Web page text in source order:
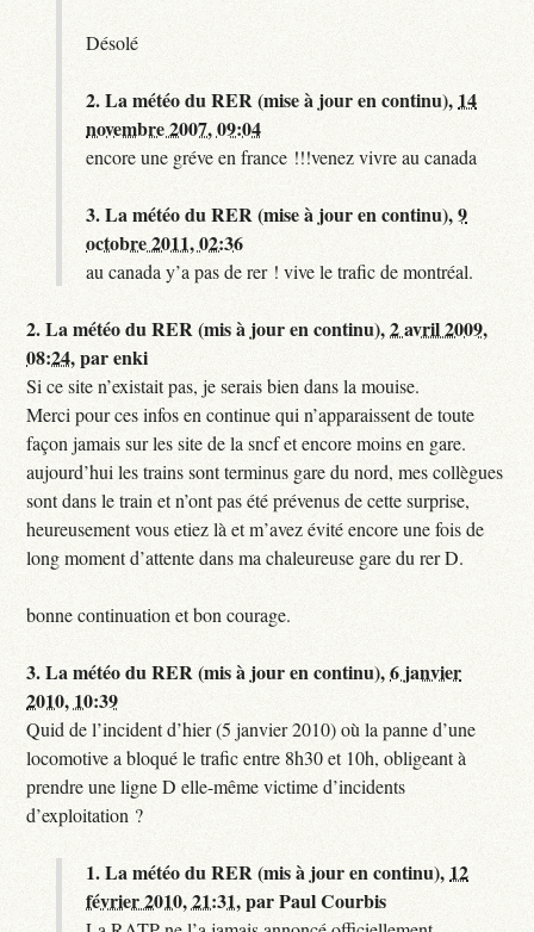
Désolé
2.La météo du RER (mise à jour en continu), 14
novembre 2007, 09:04
encore une gréve en france !!!venez vivre au canada
3.La météo du RER (mise à jour en continu),9
octobre 2011, 02:36
au canada y’a pas de rer ! vive le trafic de montréal.
2.La météo du RER (mis à jour en continu),2 avril 2009,
08:24,parenki
Si ce site n’existait pas, je serais bien dans la mouise.
Merci pour ces infos en continue qui n’apparaissent de toute
façon jamais sur les site de la sncf et encore moins en gare.
aujourd’hui les trains sont terminus gare du nord, mes collègues
sont dans le train et n’ont pas été prévenus de cette surprise,
heureusement vous etiez là et m’avez évité encore une fois de
long moment d’attente dans ma chaleureuse gare du rer D.
bonne continuation et bon courage.
3.La météo du RER (mis à jour en continu),6 janvier
2010, 10:39
Quid de l’incident d’hier (5 janvier 2010) où la panne d’une
locomotive a bloqué le trafic entre 8h30 et 10h, obligeant à
prendre une ligne D elle-même victime d’incidents
d’exploitation ?
1.La météo du RER (mis à jour en continu), 12
février 2010, 21:31,parPaul Courbis